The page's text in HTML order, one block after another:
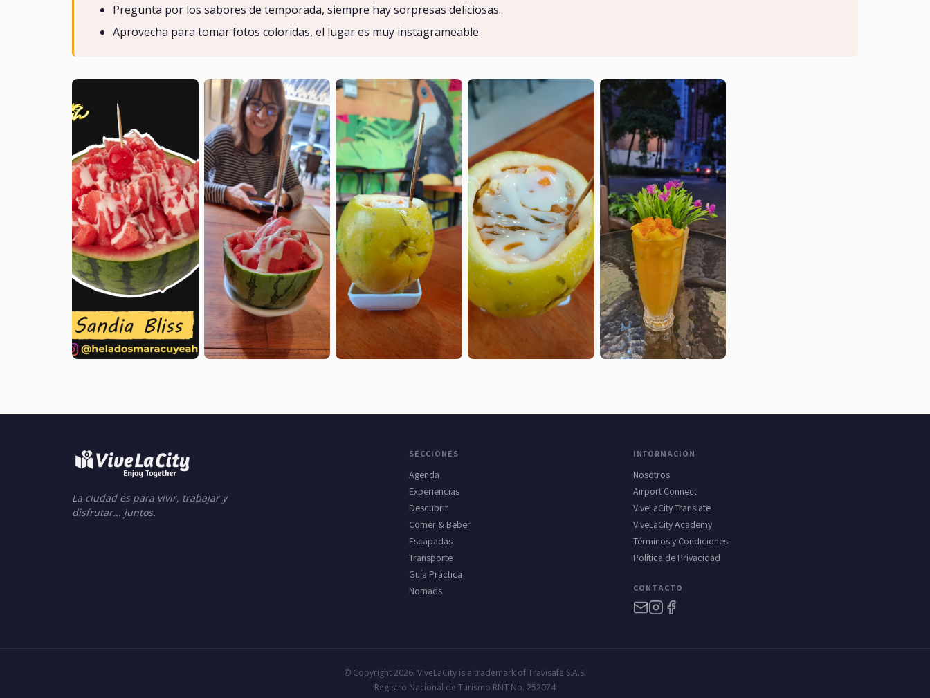
Pregunta por los sabores de temporada, siempre hay sorpresas deliciosas.
Aprovecha para tomar fotos coloridas, el lugar es muy instagrameable.
La ciudad es para vivir, trabajar y
disfrutar... juntos.
SECCIONES
Agenda
Experiencias
Descubrir
Comer & Beber
Escapadas
Transporte
Guía Práctica
Nomads
INFORMACIÓN
Nosotros
Airport Connect
ViveLaCity Translate
ViveLaCity Academy
Términos y Condiciones
Política de Privacidad
CONTACTO
© Copyright 2026. ViveLaCity is a trademark of Travisafe S.A.S.
Registro Nacional de Turismo RNT No. 252074